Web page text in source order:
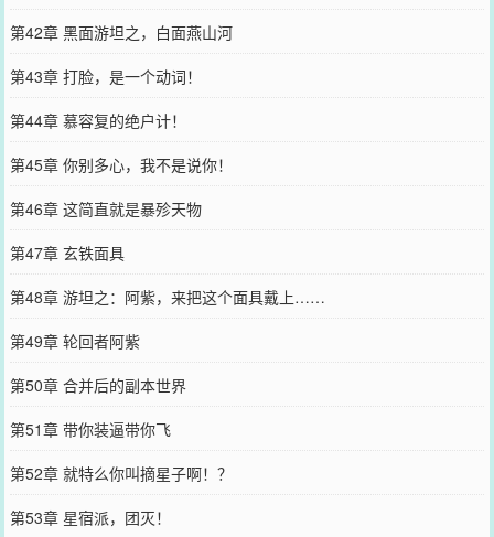
第42章 黑面游坦之，白面燕山河
第43章 打脸，是一个动词！
第44章 慕容复的绝户计！
第45章 你别多心，我不是说你！
第46章 这简直就是暴殄天物
第47章 玄铁面具
第48章 游坦之：阿紫，来把这个面具戴上……
第49章 轮回者阿紫
第50章 合并后的副本世界
第51章 带你装逼带你飞
第52章 就特么你叫摘星子啊！？
第53章 星宿派，团灭！